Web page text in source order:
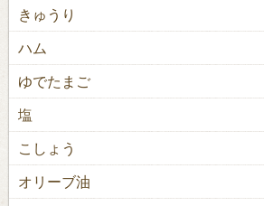
きゅうり
ハム
ゆでたまご
塩
こしょう
オリーブ油